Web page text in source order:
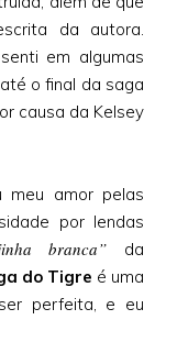
da autora.
em algumas
o final da saga
causa da Kelsey
meu amor pelas
por lendas
branca” da
do Tigre é uma
perfeita, e eu